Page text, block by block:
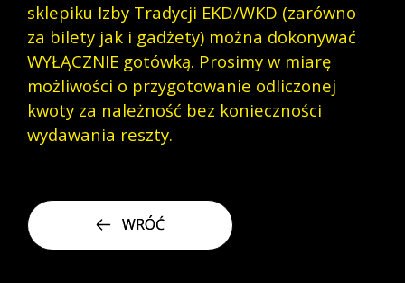
sklepiku Izby Tradycji EKD/WKD (zarówno
za bilety jak i gadżety) można dokonywać
WYŁĄCZNIE gotówką. Prosimy w miarę
możliwości o przygotowanie odliczonej
kwoty za należność bez konieczności
wydawania reszty.
WRÓĆ